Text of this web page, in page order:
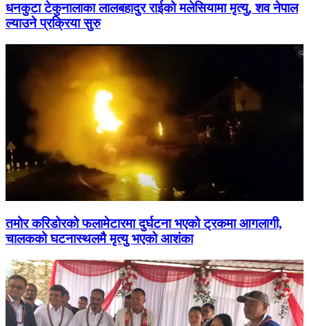
धनकुटा टेकुनालाका लालबहादुर राईको मलेसियामा मृत्यु, शव नेपाल
ल्याउने प्रक्रिया सुरु
तमोर करिडोरको फलामेटारमा दुर्घटना भएको ट्रकमा आगलागी,
चालकको घटनास्थलमै मृत्यु भएको आशंका